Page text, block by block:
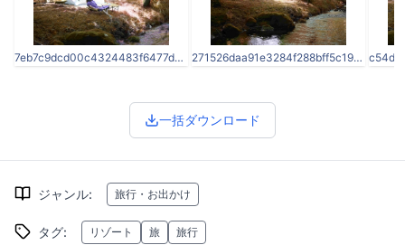
7eb7c9dcd00c4324483f6477dca1f89b.jpg 271526daa91e3284f288bff5c193c53f.jpg
一括ダウンロード
ジャンル: 旅行・お出かけ
タグ: リゾート 旅 旅行